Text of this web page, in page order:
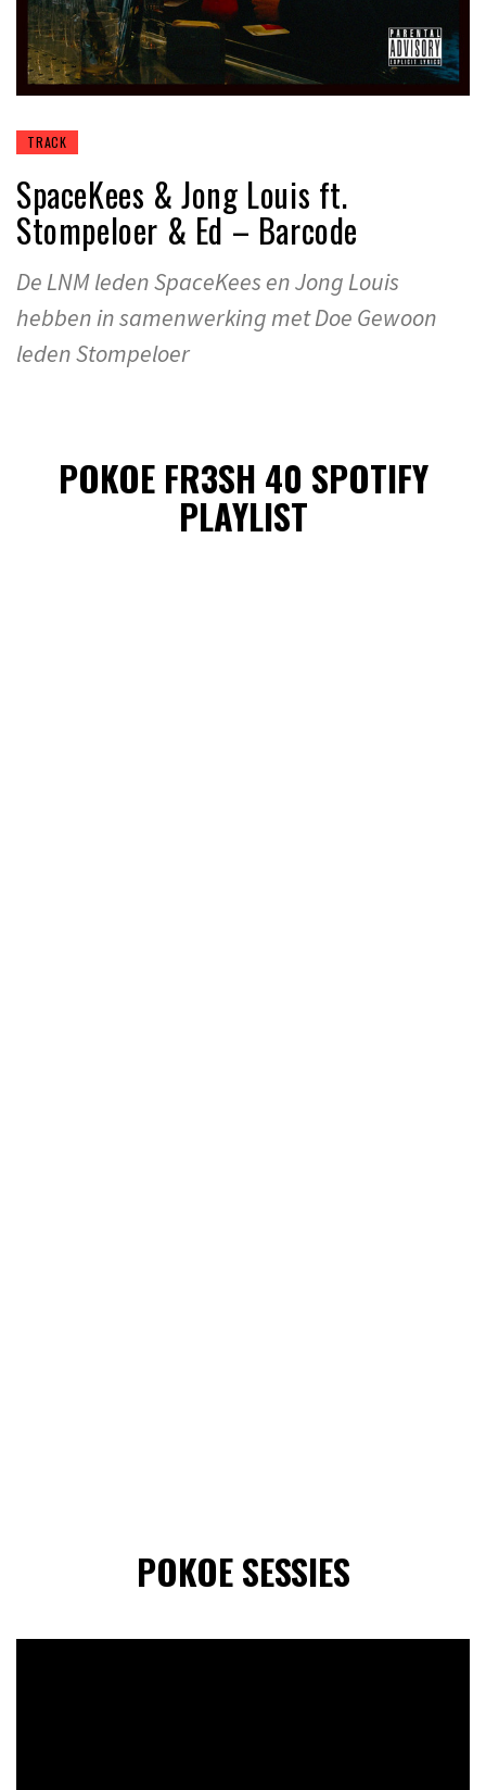
TRACK
SpaceKees & Jong Louis ft.
Stompeloer & Ed – Barcode
De LNM leden SpaceKees en Jong Louis
hebben in samenwerking met Doe Gewoon
leden Stompeloer
POKOE FR3SH 40 SPOTIFY
PLAYLIST
POKOE SESSIES